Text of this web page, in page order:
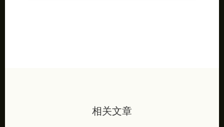
相关文章